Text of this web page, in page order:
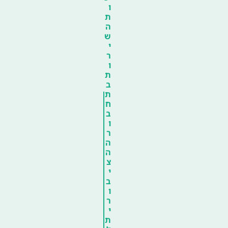
ו
ת
ה
ש
י
ר
ו
ת
ב
ת
ח
ב
ו
ר
ה
ה
צ
י
ב
ו
ר
י
ת